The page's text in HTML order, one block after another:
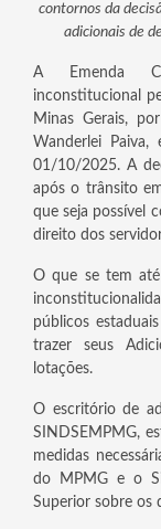
contornos da
adicionais de
A Emenda
inconstitucional
Minas Gerais,
Wanderlei
01/10/2025. A
após o trânsito
que seja possível
direito dos
O que se tem
públicos
trazer seus
lotações.
O escritório de
SINDSEMPMG,
medidas
do MPMG e o
Superior sobre os